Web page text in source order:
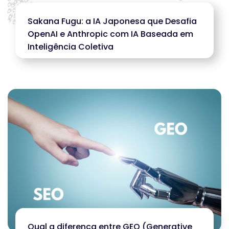
Sakana Fugu: a IA Japonesa que Desafia
OpenAI e Anthropic com IA Baseada em
Inteligência Coletiva